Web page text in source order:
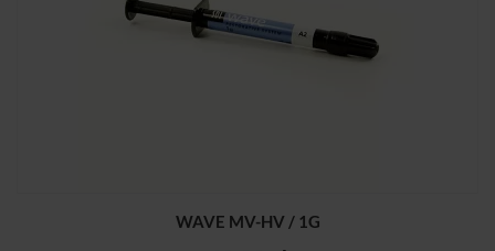
WAVE MV-HV / 1G